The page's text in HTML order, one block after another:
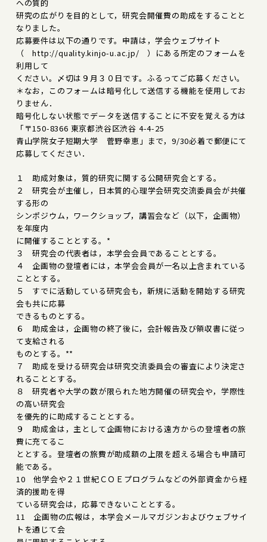
への質的
研究の広がりを目的として，研究会開催費の助成をすることと
なりました。
応募要件は以下の通りです。申請は，学会ウェブサイト
（ http://quality.kinjo-u.ac.jp/ ）にある所定のフォームを
利用して
ください。〆切は９月３０日です。ふるってご応募ください。
＊なお，このフォームは暗号化して送信する機能を使用してお
りません．
暗号化しない状態でデータを送信することに不安を覚える方は
「〒150-8366 東京都渋谷区渋谷 4-4-25
青山学院女子短期大学 菅野幸恵」まで，9/30必着で郵便にて
応募してください．
１ 助成対象は，質的研究に関する公開研究会とする。
２ 研究会が主催し，日本質的心理学会研究交流委員会が共催
する形の
シンポジウム，ワークショップ，講習会など（以下，企画物）
を年度内
に開催することとする。*
３ 研究会の代表者は，本学会会員であることとする。
４ 企画物の登壇者には，本学会会員が一名以上含まれている
こととする。
５ すでに活動している研究会も，新規に活動を開始する研究
会も共に応募
できるものとする。
６ 助成金は，企画物の終了後に，会計報告及び領収書に従っ
て支給される
ものとする。**
７ 助成を受ける研究会は研究交流委員会の審査により決定さ
れることとする。
８ 研究者や大学の数が限られた地方開催の研究会や，学際性
の高い研究会
を優先的に助成することとする。
９ 助成金は，主として企画物における遠方からの登壇者の旅
費に充てるこ
ととする。登壇者の旅費が助成額の上限を超える場合も申請可
能である。
10 他学会や２１世紀ＣＯＥプログラムなどの外部資金から経
済的援助を得
ている研究会は，応募できないこととする。
11 企画物の広報は，本学会メールマガジンおよびウェブサイ
トを通じて会